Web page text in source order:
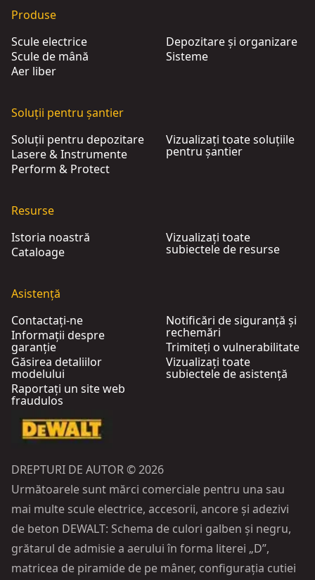
Produse
Scule electrice
Scule de mână
Aer liber
Depozitare și organizare
Sisteme
Soluții pentru șantier
Soluții pentru depozitare
Lasere & Instrumente
Perform & Protect
Vizualizați toate soluțiile
pentru șantier
Resurse
Istoria noastră
Cataloage
Vizualizați toate
subiectele de resurse
Asistență
Contactați-ne
Informații despre
garanție
Găsirea detaliilor
modelului
Raportați un site web
fraudulos
Notificări de siguranță și
rechemări
Trimiteți o vulnerabilitate
Vizualizați toate
subiectele de asistență
DREPTURI DE AUTOR © 2026
Următoarele sunt mărci comerciale pentru una sau
mai multe scule electrice, accesorii, ancore și adezivi
de beton DEWALT: Schema de culori galben și negru,
grătarul de admisie a aerului în forma literei „D”,
matricea de piramide de pe mâner, configurația cutiei